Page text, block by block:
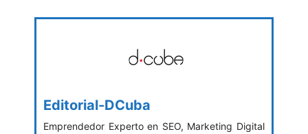
Editorial-DCuba
Emprendedor Experto en SEO, Marketing Digital